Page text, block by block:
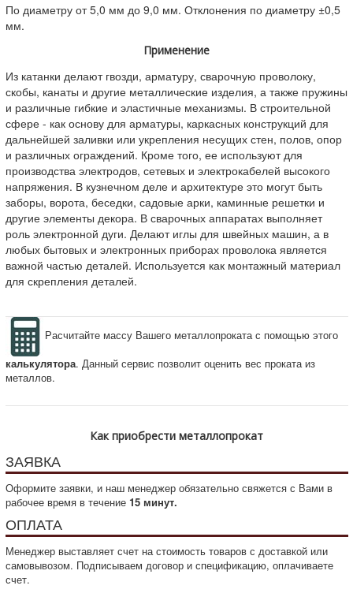
По диаметру от 5,0 мм до 9,0 мм. Отклонения по диаметру ±0,5
мм.
Применение
Из катанки делают гвозди, арматуру, сварочную проволоку,
скобы, канаты и другие металлические изделия, а также пружины
и различные гибкие и эластичные механизмы. В строительной
сфере - как основу для арматуры, каркасных конструкций для
дальнейшей заливки или укрепления несущих стен, полов, опор
и различных ограждений. Кроме того, ее используют для
производства электродов, сетевых и электрокабелей высокого
напряжения. В кузнечном деле и архитектуре это могут быть
заборы, ворота, беседки, садовые арки, каминные решетки и
другие элементы декора. В сварочных аппаратах выполняет
роль электронной дуги. Делают иглы для швейных машин, а в
любых бытовых и электронных приборах проволока является
важной частью деталей. Используется как монтажный материал
для скрепления деталей.
Расчитайте массу Вашего металлопроката с помощью этого
калькулятора. Данный сервис позволит оценить вес проката из
металлов.
Как приобрести металлопрокат
ЗАЯВКА
Оформите заявки, и наш менеджер обязательно свяжется с Вами в
рабочее время в течение 15 минут.
ОПЛАТА
Менеджер выставляет счет на стоимость товаров с доставкой или
самовывозом. Подписываем договор и спецификацию, оплачиваете
счет.